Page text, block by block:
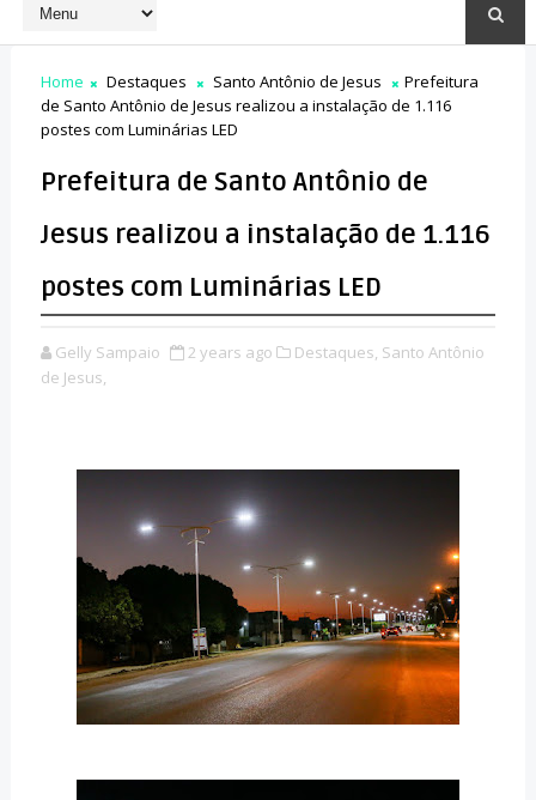
Home Destaques Santo Antônio de Jesus
Prefeitura
de Santo Antônio de Jesus realizou a instalação de 1.116
postes com Luminárias LED
Prefeitura de Santo Antônio de
Jesus realizou a instalação de 1.116
postes com Luminárias LED
Gelly Sampaio 2 years ago Destaques, Santo Antônio
de Jesus,